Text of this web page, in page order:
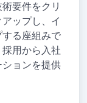
要件をクリ
ップし、イ
る座組みで
用から入社
ョンを提供